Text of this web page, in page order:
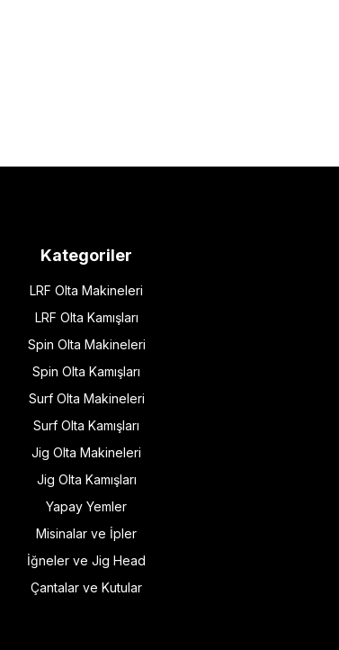
Kategoriler
LRF Olta Makineleri
LRF Olta Kamışları
Spin Olta Makineleri
Spin Olta Kamışları
Surf Olta Makineleri
Surf Olta Kamışları
Jig Olta Makineleri
Jig Olta Kamışları
Yapay Yemler
Misinalar ve İpler
İğneler ve Jig Head
Çantalar ve Kutular